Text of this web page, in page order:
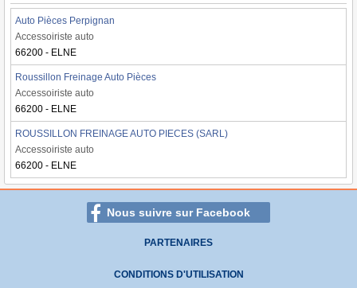
Auto Pièces Perpignan
Accessoiriste auto
66200 - ELNE
Roussillon Freinage Auto Pièces
Accessoiriste auto
66200 - ELNE
ROUSSILLON FREINAGE AUTO PIECES (SARL)
Accessoiriste auto
66200 - ELNE
Nous suivre sur Facebook
PARTENAIRES
CONDITIONS D'UTILISATION